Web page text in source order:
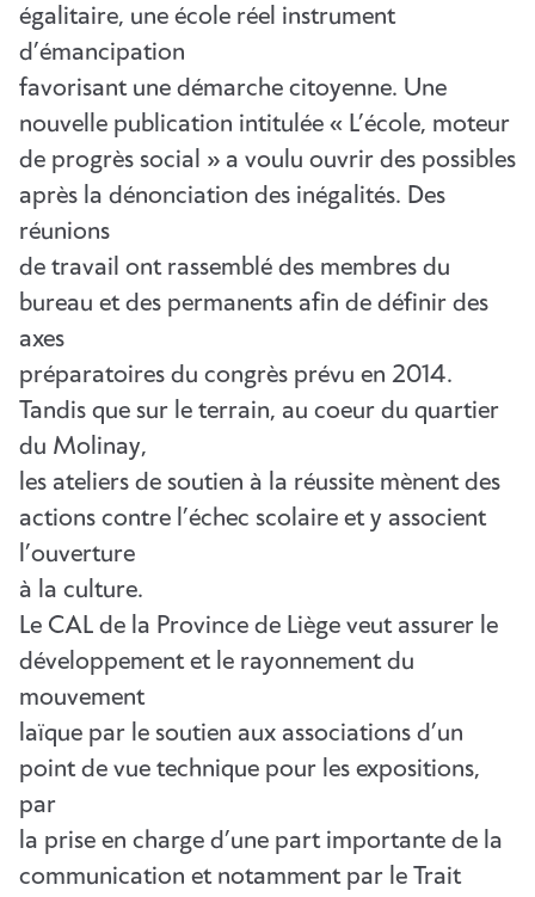
égalitaire, une école réel instrument
d’émancipation
favorisant une démarche citoyenne. Une
nouvelle publication intitulée « L’école, moteur
de progrès social » a voulu ouvrir des possibles
après la dénonciation des inégalités. Des
réunions
de travail ont rassemblé des membres du
bureau et des permanents afin de définir des
axes
préparatoires du congrès prévu en 2014.
Tandis que sur le terrain, au coeur du quartier
du Molinay,
les ateliers de soutien à la réussite mènent des
actions contre l’échec scolaire et y associent
l’ouverture
à la culture.
Le CAL de la Province de Liège veut assurer le
développement et le rayonnement du
mouvement
laïque par le soutien aux associations d’un
point de vue technique pour les expositions,
par
la prise en charge d’une part importante de la
communication et notamment par le Trait